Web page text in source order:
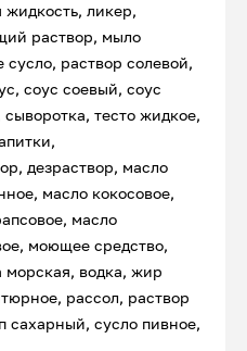
жидкость, ликер,
раствор, мыло
раствор солевой,
соус соевый, соус
тесто жидкое,
дезраствор, масло
масло кокосовое,
масло
моющее средство,
морская, водка, жир
рассол, раствор
сахарный, сусло пивное,